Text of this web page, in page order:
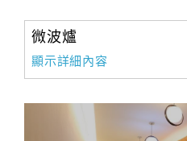
微波爐
顯示詳細內容